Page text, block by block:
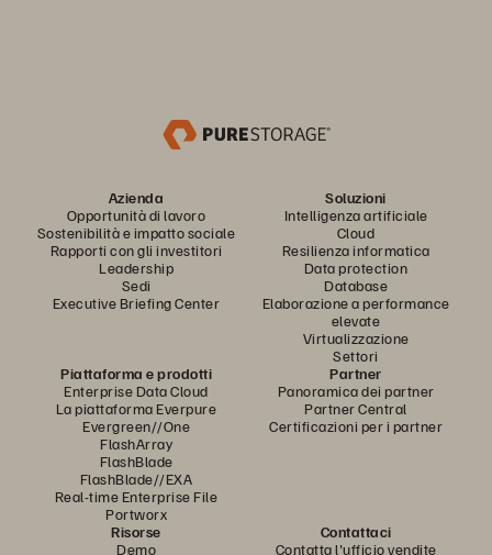
Azienda
Opportunità di lavoro
Sostenibilità e impatto sociale
Rapporti con gli investitori
Leadership
Sedi
Executive Briefing Center
Soluzioni
Intelligenza artificiale
Cloud
Resilienza informatica
Data protection
Database
Elaborazione a performance
elevate
Virtualizzazione
Settori
Piattaforma e prodotti
Enterprise Data Cloud
La piattaforma Everpure
Evergreen//One
FlashArray
FlashBlade
FlashBlade//EXA
Real-time Enterprise File
Portworx
Partner
Panoramica dei partner
Partner Central
Certificazioni per i partner
Risorse
Demo
Contattaci
Contatta l'ufficio vendite